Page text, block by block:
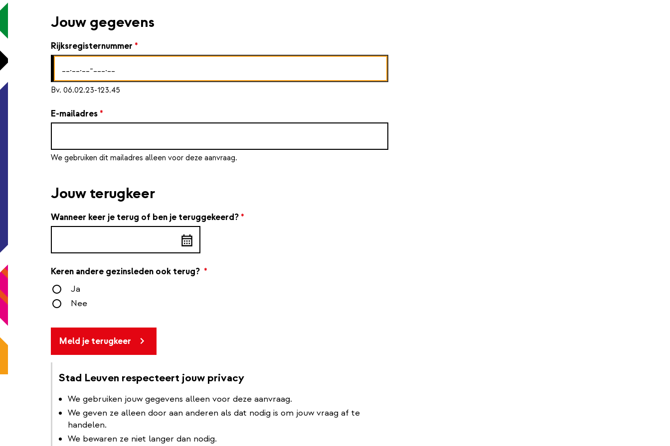
Jouw gegevens
Rijksregisternummer *
Bv. 06.02.23-123.45
E-mailadres *
We gebruiken dit mailadres alleen voor deze aanvraag.
Jouw terugkeer
Wanneer keer je terug of ben je teruggekeerd? *
Add
a
Keren andere gezinsleden ook terug? *
Ja
Nee
Meld je terugkeer
Stad Leuven respecteert jouw privacy
We gebruiken jouw gegevens alleen voor deze aanvraag.
We geven ze alleen door aan anderen als dat nodig is om jouw vraag af te
handelen.
We bewaren ze niet langer dan nodig.